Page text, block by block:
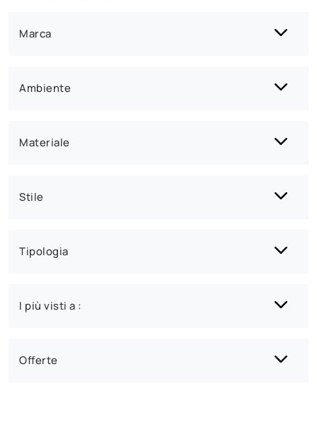
Marca
Ambiente
Materiale
Stile
Tipologia
I più visti a :
Offerte